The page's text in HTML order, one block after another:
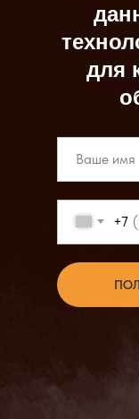
для
+7